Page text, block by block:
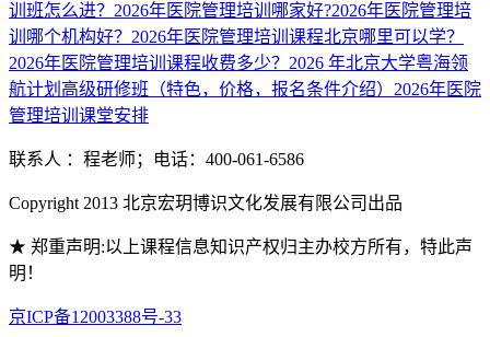
训班怎么进？ 2026年医院管理培训哪家好?2026年医院管理培
训哪个机构好？ 2026年医院管理培训课程北京哪里可以学？
2026年医院管理培训课程收费多少？ 2026 年北京大学粤海领
航计划高级研修班（特色，价格，报名条件介绍） 2026年医院
管理培训课堂安排
联系人 ：程老师；电话：400-061-6586
Copyright 2013 北京宏玥博识文化发展有限公司出品
★ 郑重声明:以上课程信息知识产权归主办校方所有，特此声
明！
京ICP备12003388号-33